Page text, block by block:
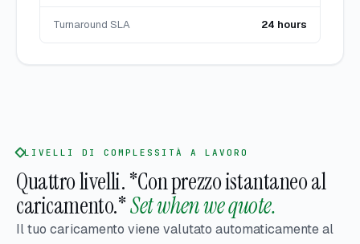
Turnaround SLA 24 hours
LIVELLI DI COMPLESSITÀ A LAVORO
Quattro livelli. *Con prezzo istantaneo al
caricamento.*Set when we quote.
Il tuo caricamento viene valutato automaticamente al